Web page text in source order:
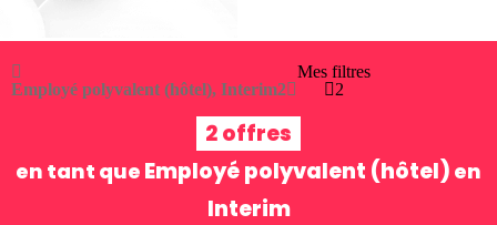
Employé polyvalent (hôtel), Interim2
Mes filtres
2
2 offres
en tant que Employé polyvalent (hôtel) en
Interim